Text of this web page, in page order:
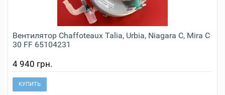
Вентилятор Сhaffoteaux Talia, Urbia, Niagara C, Mira C
30 FF 65104231
4 940 грн.
КУПИТЬ